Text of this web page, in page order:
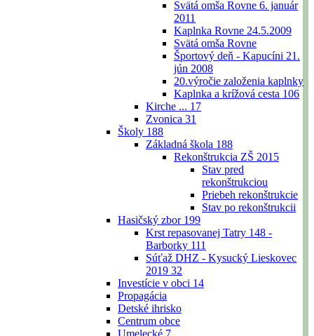
Svätá omša Rovne 6. január
2011
Kaplnka Rovne 24.5.2009
Svätá omša Rovne
Športový deň - Kapucíni 21.
jún 2008
20.výročie založenia kaplnky
Kaplnka a krížová cesta 106
Kirche ... 17
Zvonica 31
Školy 188
Základná škola 188
Rekonštrukcia ZŠ 2015
Stav pred
rekonštrukciou
Priebeh rekonštrukcie
Stav po rekonštrukcii
Hasičský zbor 199
Krst repasovanej Tatry 148 -
Barborky 111
Súťaž DHZ - Kysucký Lieskovec
2019 32
Investície v obci 14
Propagácia
Detské ihrisko
Centrum obce
Umelecké 7